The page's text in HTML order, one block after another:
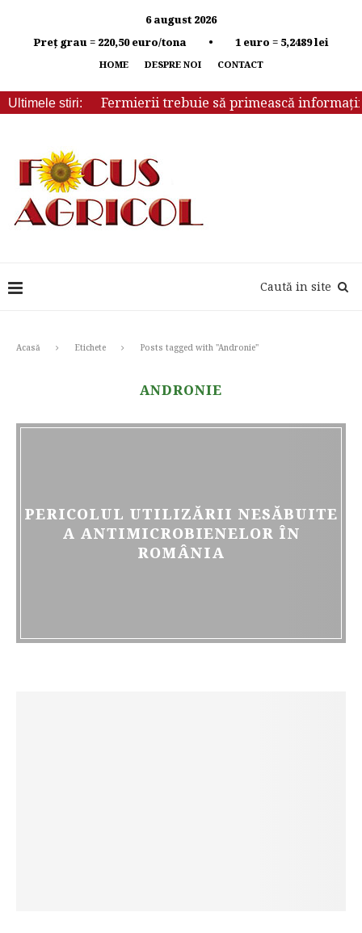
6 august 2026
Preț grau = 220,50 euro/tona • 1 euro = 5,2489 lei
HOME DESPRE NOI CONTACT
Ultimele stiri: Fermierii trebuie să primească
Caută in site
Acasă Etichete Posts tagged with "Andronie"
ANDRONIE
PERICOLUL UTILIZĂRII NESĂBUITE
A ANTIMICROBIENELOR ÎN
ROMÂNIA